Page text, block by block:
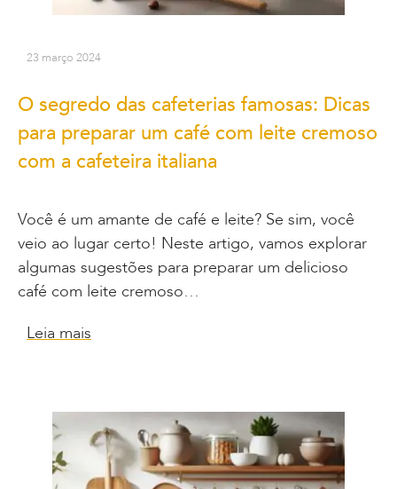
23 março 2024
O segredo das cafeterias famosas: Dicas
para preparar um café com leite cremoso
com a cafeteira italiana
Você é um amante de café e leite? Se sim, você
veio ao lugar certo! Neste artigo, vamos explorar
algumas sugestões para preparar um delicioso
café com leite cremoso…
Leia mais